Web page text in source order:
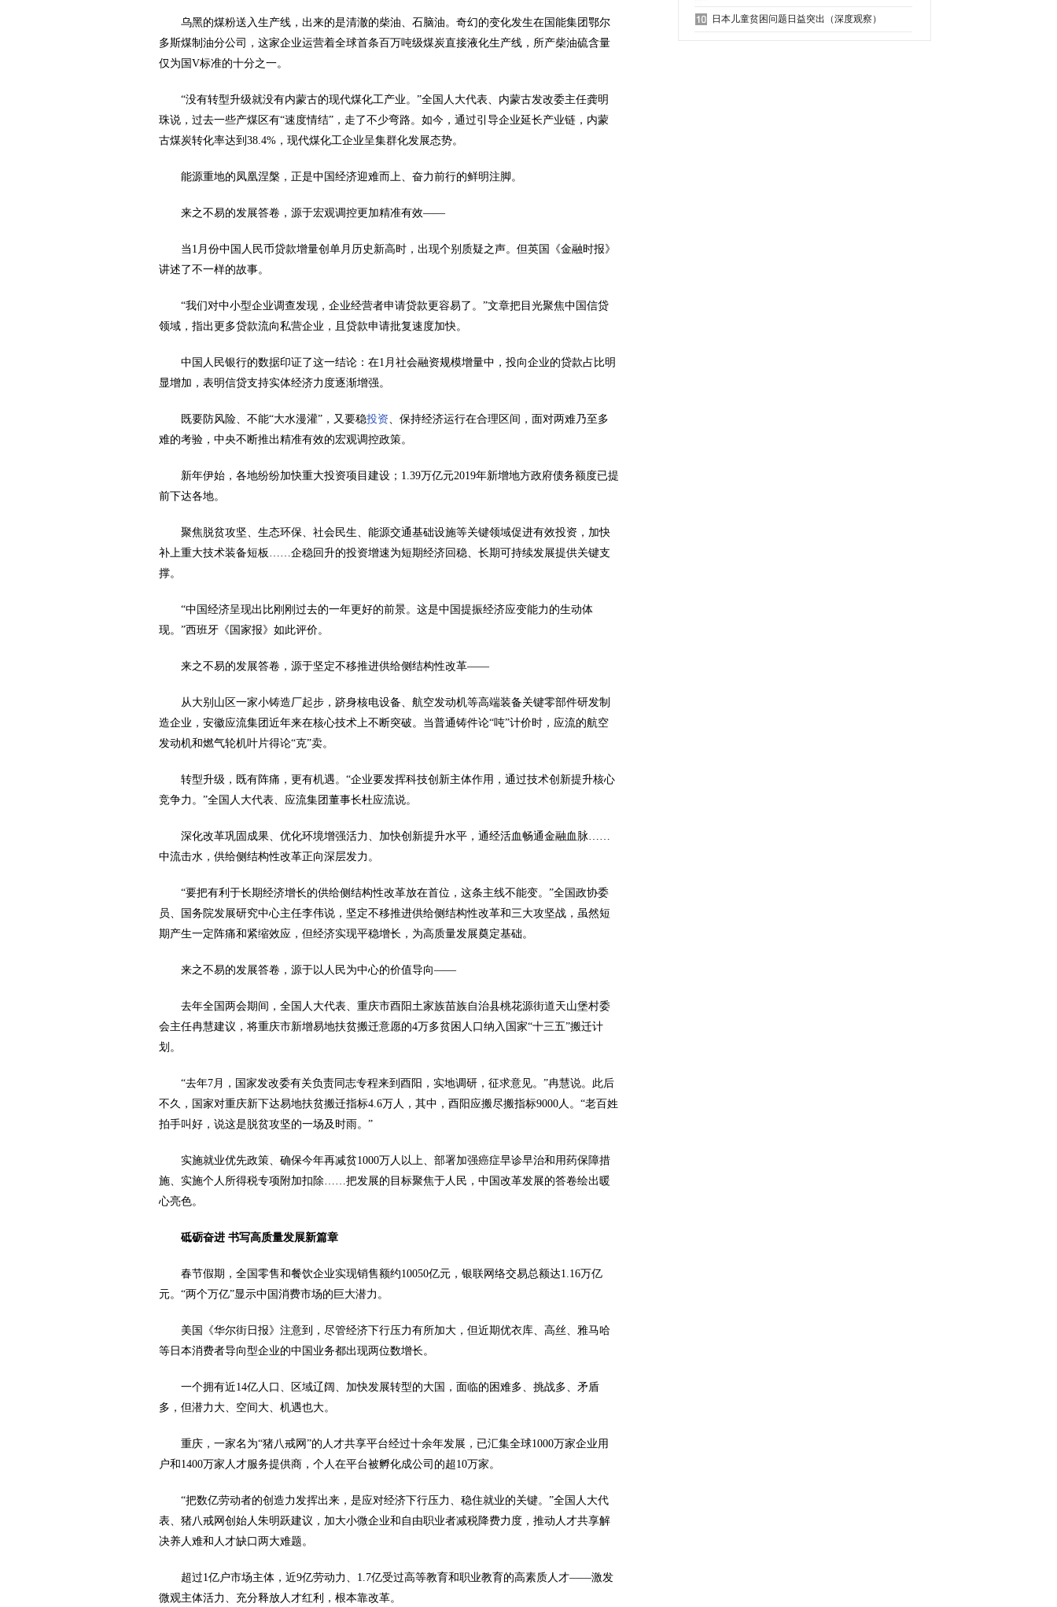
乌黑的煤粉送入生产线，出来的是清澈的柴油、石脑油。奇幻的变化发生在国能集团鄂尔
多斯煤制油分公司，这家企业运营着全球首条百万吨级煤炭直接液化生产线，所产柴油硫含量
仅为国V标准的十分之一。
“没有转型升级就没有内蒙古的现代煤化工产业。”全国人大代表、内蒙古发改委主任龚明
珠说，过去一些产煤区有“速度情结”，走了不少弯路。如今，通过引导企业延长产业链，内蒙
古煤炭转化率达到38.4%，现代煤化工企业呈集群化发展态势。
能源重地的凤凰涅槃，正是中国经济迎难而上、奋力前行的鲜明注脚。
来之不易的发展答卷，源于宏观调控更加精准有效——
当1月份中国人民币贷款增量创单月历史新高时，出现个别质疑之声。但英国《金融时报》
讲述了不一样的故事。
“我们对中小型企业调查发现，企业经营者申请贷款更容易了。”文章把目光聚焦中国信贷
领域，指出更多贷款流向私营企业，且贷款申请批复速度加快。
中国人民银行的数据印证了这一结论：在1月社会融资规模增量中，投向企业的贷款占比明
显增加，表明信贷支持实体经济力度逐渐增强。
既要防风险、不能“大水漫灌”，又要稳投资、保持经济运行在合理区间，面对两难乃至多
难的考验，中央不断推出精准有效的宏观调控政策。
新年伊始，各地纷纷加快重大投资项目建设；1.39万亿元2019年新增地方政府债务额度已提
前下达各地。
聚焦脱贫攻坚、生态环保、社会民生、能源交通基础设施等关键领域促进有效投资，加快
补上重大技术装备短板……企稳回升的投资增速为短期经济回稳、长期可持续发展提供关键支
撑。
“中国经济呈现出比刚刚过去的一年更好的前景。这是中国提振经济应变能力的生动体
现。”西班牙《国家报》如此评价。
来之不易的发展答卷，源于坚定不移推进供给侧结构性改革——
从大别山区一家小铸造厂起步，跻身核电设备、航空发动机等高端装备关键零部件研发制
造企业，安徽应流集团近年来在核心技术上不断突破。当普通铸件论“吨”计价时，应流的航空
发动机和燃气轮机叶片得论“克”卖。
转型升级，既有阵痛，更有机遇。“企业要发挥科技创新主体作用，通过技术创新提升核心
竞争力。”全国人大代表、应流集团董事长杜应流说。
深化改革巩固成果、优化环境增强活力、加快创新提升水平，通经活血畅通金融血脉……
中流击水，供给侧结构性改革正向深层发力。
“要把有利于长期经济增长的供给侧结构性改革放在首位，这条主线不能变。”全国政协委
员、国务院发展研究中心主任李伟说，坚定不移推进供给侧结构性改革和三大攻坚战，虽然短
期产生一定阵痛和紧缩效应，但经济实现平稳增长，为高质量发展奠定基础。
来之不易的发展答卷，源于以人民为中心的价值导向——
去年全国两会期间，全国人大代表、重庆市酉阳土家族苗族自治县桃花源街道天山堡村委
会主任冉慧建议，将重庆市新增易地扶贫搬迁意愿的4万多贫困人口纳入国家“十三五”搬迁计
划。
“去年7月，国家发改委有关负责同志专程来到酉阳，实地调研，征求意见。”冉慧说。此后
不久，国家对重庆新下达易地扶贫搬迁指标4.6万人，其中，酉阳应搬尽搬指标9000人。“老百姓
拍手叫好，说这是脱贫攻坚的一场及时雨。”
实施就业优先政策、确保今年再减贫1000万人以上、部署加强癌症早诊早治和用药保障措
施、实施个人所得税专项附加扣除……把发展的目标聚焦于人民，中国改革发展的答卷绘出暖
心亮色。
砥砺奋进 书写高质量发展新篇章
春节假期，全国零售和餐饮企业实现销售额约10050亿元，银联网络交易总额达1.16万亿
元。“两个万亿”显示中国消费市场的巨大潜力。
美国《华尔街日报》注意到，尽管经济下行压力有所加大，但近期优衣库、高丝、雅马哈
等日本消费者导向型企业的中国业务都出现两位数增长。
一个拥有近14亿人口、区域辽阔、加快发展转型的大国，面临的困难多、挑战多、矛盾
多，但潜力大、空间大、机遇也大。
重庆，一家名为“猪八戒网”的人才共享平台经过十余年发展，已汇集全球1000万家企业用
户和1400万家人才服务提供商，个人在平台被孵化成公司的超10万家。
“把数亿劳动者的创造力发挥出来，是应对经济下行压力、稳住就业的关键。”全国人大代
表、猪八戒网创始人朱明跃建议，加大小微企业和自由职业者减税降费力度，推动人才共享解
决养人难和人才缺口两大难题。
超过1亿户市场主体，近9亿劳动力、1.7亿受过高等教育和职业教育的高素质人才——激发
微观主体活力、充分释放人才红利，根本靠改革。
日本儿童贫困问题日益突出（深度观察）